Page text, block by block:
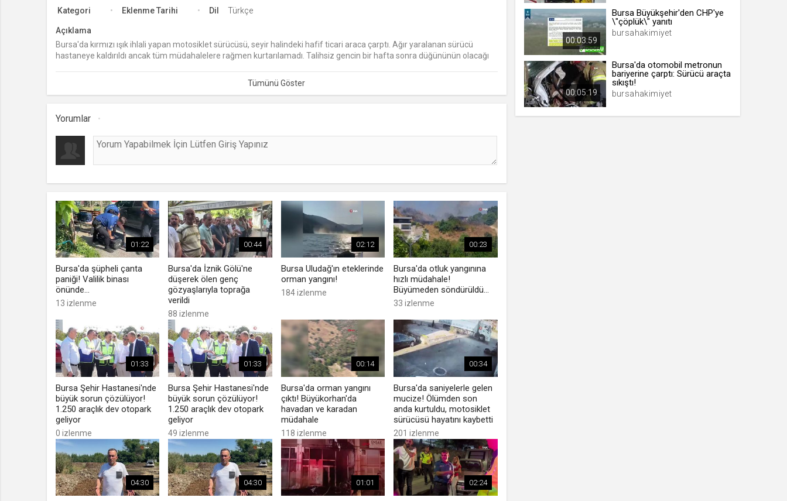
Kategori Eklenme Tarihi Dil Türkçe
Açıklama
Bursa'da kırmızı ışık ihlali yapan motosiklet sürücüsü, seyir halindeki hafif ticari araca çarptı. Ağır yaralanan sürücü
hastaneye kaldırıldı ancak tüm müdahalelere rağmen kurtarılamadı. Talihsiz gencin bir hafta sonra düğününün olacağı
Yorumlar
01:22
Bursa'da şüpheli çanta
paniği! Valilik binası
önünde...
13 izlenme
00:44
Bursa'da İznik Gölü'ne
düşerek ölen genç
gözyaşlarıyla toprağa
verildi
88 izlenme
02:12
Bursa Uludağ'ın eteklerinde
orman yangını!
184 izlenme
00:23
Bursa'da otluk yangınına
hızlı müdahale!
Büyümeden söndürüldü...
33 izlenme
01:33
Bursa Şehir Hastanesi'nde
büyük sorun çözülüyor!
1.250 araçlık dev otopark
geliyor
0 izlenme
01:33
Bursa Şehir Hastanesi'nde
büyük sorun çözülüyor!
1.250 araçlık dev otopark
geliyor
49 izlenme
00:14
Bursa'da orman yangını
çıktı! Büyükorhan'da
havadan ve karadan
müdahale
118 izlenme
00:34
Bursa'da saniyelerle gelen
mucize! Ölümden son
anda kurtuldu, motosiklet
sürücüsü hayatını kaybetti
201 izlenme
04:30 04:30 01:01 02:24
00:03:59
Bursa Büyükşehir'den CHP'ye
\"çöplük\" yanıtı
bursahakimiyet
00:05:19
Bursa'da otomobil metronun
bariyerine çarptı: Sürücü araçta
sıkıştı!
bursahakimiyet